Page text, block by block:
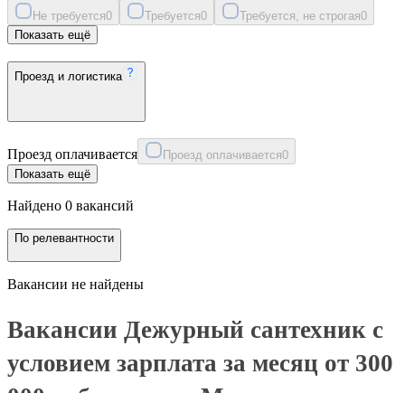
Не требуется0 Требуется0 Требуется, не строгая0
Показать ещё
Проезд и логистика
Проезд оплачивается Проезд оплачивается0
Показать ещё
Найдено 0 вакансий
По релевантности
Вакансии не найдены
Вакансии Дежурный сантехник с
условием зарплата за месяц от 300